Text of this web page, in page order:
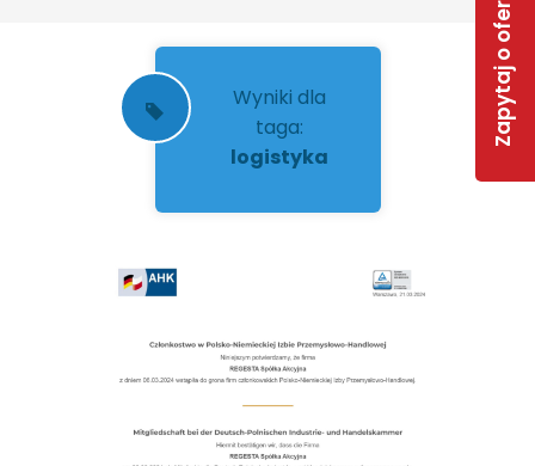
Zapytaj o ofertę
Wyniki dla
taga:
logistyka